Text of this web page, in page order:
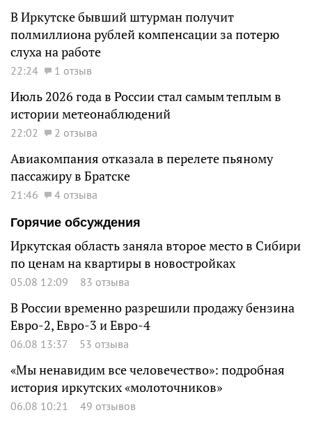
В Иркутске бывший штурман получит
полмиллиона рублей компенсации за потерю
слуха на работе
22:24 1 отзыв
Июль 2026 года в России стал самым теплым в
истории метеонаблюдений
22:02 2 отзыва
Авиакомпания отказала в перелете пьяному
пассажиру в Братске
21:46
4 отзыва
Горячие обсуждения
Иркутская область заняла второе место в Сибири
по ценам на квартиры в новостройках
05.08 12:09 83 отзыва
В России временно разрешили продажу бензина
Евро-2, Евро-3 и Евро-4
06.08 13:37 53 отзыва
«Мы ненавидим все человечество»: подробная
история иркутских «молоточников»
06.08 10:21 49 отзывов